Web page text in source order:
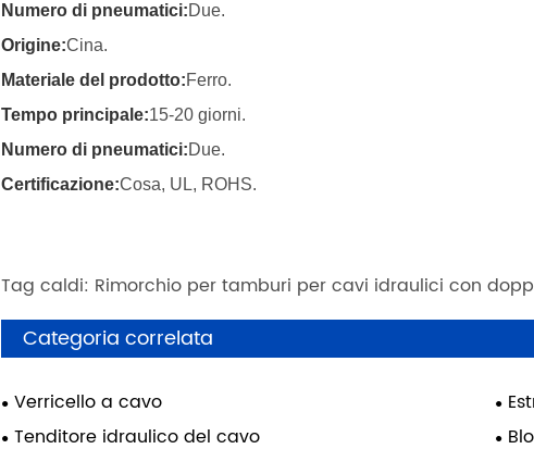
Numero di pneumatici:Due.
Origine:Cina.
Materiale del prodotto:Ferro.
Tempo principale:15-20 giorni.
Numero di pneumatici:Due.
Certificazione:Cosa, UL, ROHS.
Tag caldi: Rimorchio per tamburi per cavi idraulici con
Categoria correlata
Verricello a cavo
Tenditore idraulico del cavo